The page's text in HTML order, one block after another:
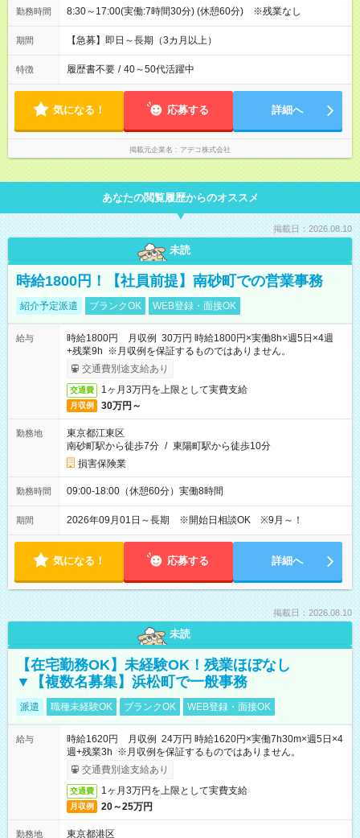
勤務時間 8:30～17:00(実働:7時間30分) (休憩60分) ※残業なし
期間 【急募】即日～長期（3カ月以上）
特徴 履歴書不要 / 40～50代活躍中
気になる！ 応募する 詳細へ
掲載元企業名 アデコ株式会社
あなたの閲覧履歴からのオススメ
掲載日：2026.08.10
未読
時給1800円！【社員前提】南砂町での営業事務
紹介予定派遣 ブランクOK WEB登録・面接OK
給与
時給1800円 月収例 30万円 時給1800円×実働8h×週5日×4週
+残業9h ※月収例を保証するものではありません。
交通費別途支給あり
交通費 1ヶ月3万円を上限として実費支給
月収例 30万円～
勤務地
東京都江東区
南砂町駅から徒歩7分 / 東陽町駅から徒歩10分
損害保険業
勤務時間 09:00-18:00（休憩60分）実働8時間
期間 2026年09月01日～長期 ※開始日相談OK ※9月～！
気になる！ 応募する 詳細へ
掲載日：2026.08.10
未読
【在宅勤務OK】未経験OK！残業ほぼなし
▼【複数名募集】浜松町で一般事務
派遣 職種未経験OK ブランクOK WEB登録・面接OK
給与
時給1620円 月収例 24万円 時給1620円×実働7h30m×週5日×4
週+残業3h ※月収例を保証するものではありません。
交通費別途支給あり
交通費 1ヶ月3万円を上限として実費支給
月収例 20～25万円
勤務地 東京都港区